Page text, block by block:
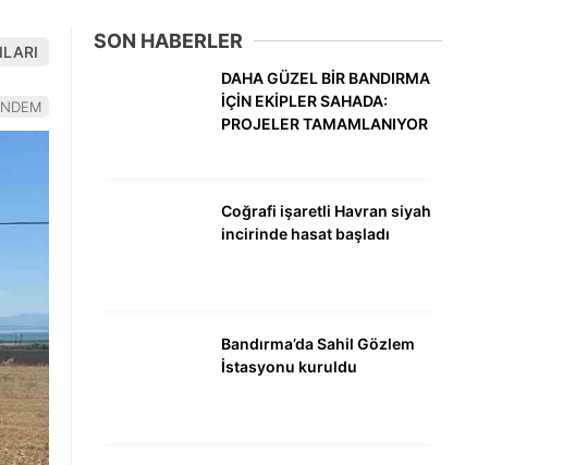
SİYASET
MAGAZİN
SON HABERLER
DAHA GÜZEL BİR BANDIRMA
İÇİN EKİPLER SAHADA:
PROJELER TAMAMLANIYOR
Coğrafi işaretli Havran siyah
incirinde hasat başladı
Bandırma’da Sahil Gözlem
İstasyonu kuruldu